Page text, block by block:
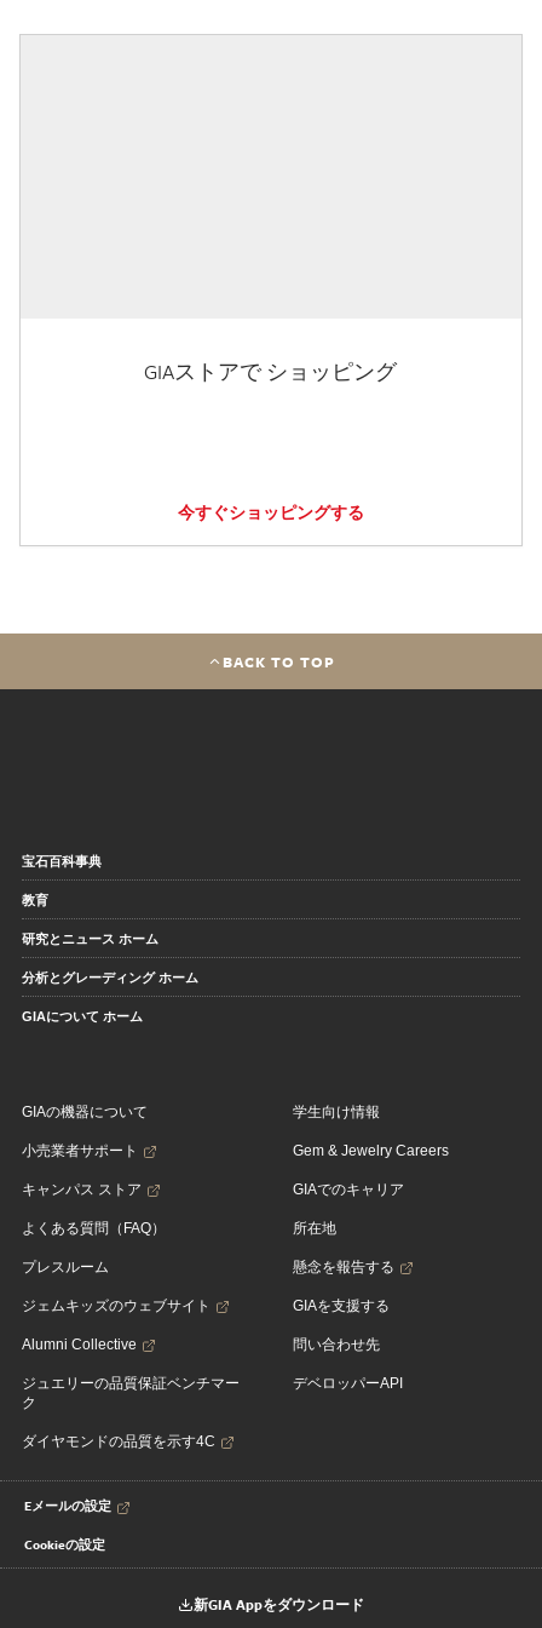
GIAストアで ショッピング
今すぐショッピングする
BACK TO TOP
宝石百科事典
教育
研究とニュース ホーム
分析とグレーディング ホーム
GIAについて ホーム
GIAの機器について
小売業者サポート
キャンパス ストア
よくある質問（FAQ）
プレスルーム
ジェムキッズのウェブサイト
Alumni Collective
ジュエリーの品質保証ベンチマー
ク
ダイヤモンドの品質を示す4C
学生向け情報
Gem & Jewelry Careers
GIAでのキャリア
所在地
懸念を報告する
GIAを支援する
問い合わせ先
デベロッパーAPI
Eメールの設定
Cookieの設定
新GIA Appをダウンロード